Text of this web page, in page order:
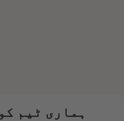
ہماری ٹیم